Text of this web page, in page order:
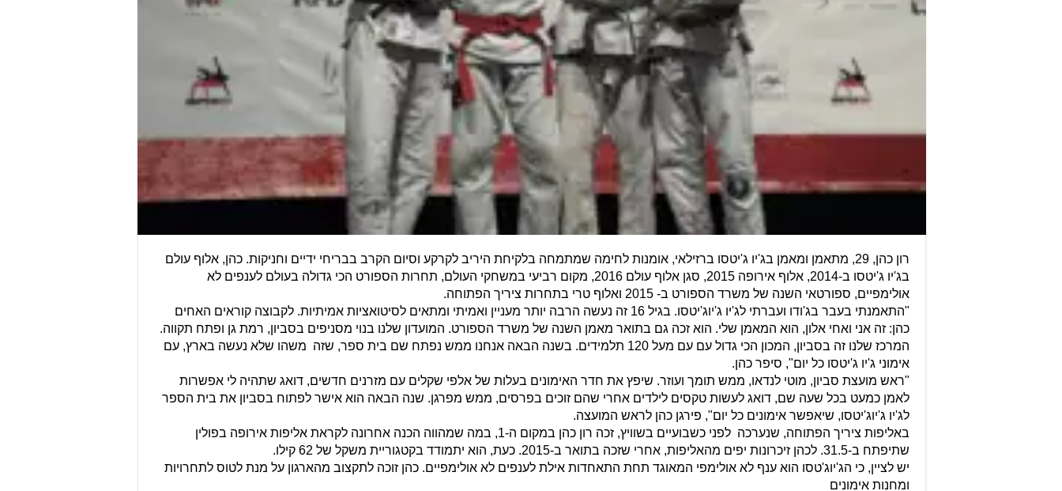
רון כהן, 29, מתאמן ומאמן בג'יו ג'יטסו ברזילאי, אומנות לחימה שמתמחה בלקיחת היריב לקרקע וסיום הקרב בבריחי ידיים וחניקות. כהן, אלוף עולם
בג'יו ג'יטסו ב-2014, אלוף אירופה 2015, סגן אלוף עולם 2016, מקום רביעי במשחקי העולם, תחרות הספורט הכי גדולה בעולם לענפים לא
אולימפיים, ספורטאי השנה של משרד הספורט ב- 2015 ואלוף טרי בתחרות ציריך הפתוחה.
"התאמנתי בעבר בג'ודו ועברתי לג'יו ג'יוג'יטסו. בגיל 16 זה נעשה הרבה יותר מעניין ואמיתי ומתאים לסיטואציות אמיתיות. לקבוצה קוראים האחים
כהן: זה אני ואחי אלון, הוא המאמן שלי. הוא זכה גם בתואר מאמן השנה של משרד הספורט. המועדון שלנו בנוי מסניפים בסביון, רמת גן ופתח תקווה.
המרכז שלנו זה בסביון, המכון הכי גדול עם עם מעל 120 תלמידים. בשנה הבאה אנחנו ממש נפתח שם בית ספר, שזה משהו שלא נעשה בארץ, עם
אימוני ג'יו ג'יטסו כל יום", סיפר כהן.
"ראש מועצת סביון, מוטי לנדאו, ממש תומך ועוזר. שיפץ את חדר האימונים בעלות של אלפי שקלים עם מזרנים חדשים, דואג שתהיה לי אפשרות
לאמן כמעט בכל שעה שם, דואג לעשות טקסים לילדים אחרי שהם זוכים בפרסים, ממש מפרגן. שנה הבאה הוא אישר לפתוח בסביון את בית הספר
לג'יו ג'יוג'יטסו, שיאפשר אימונים כל יום", פירגן כהן לראש המועצה.
באליפות ציריך הפתוחה, שנערכה לפני כשבועיים בשוויץ, זכה רון כהן במקום ה-1, במה שמהווה הכנה אחרונה לקראת אליפות אירופה בפולין
שתיפתח ב-31.5. לכהן זיכרונות יפים מהאליפות, אחרי שזכה בתואר ב-2015. כעת, הוא יתמודד בקטגוריית משקל של 62 קילו.
יש לציין, כי הג'יוג'טסו הוא ענף לא אולימפי המאוגד תחת התאחדות אילת לענפים לא אולימפיים. כהן זוכה לתקצוב מהארגון על מנת לטוס לתחרויות
ומחנות אימונים